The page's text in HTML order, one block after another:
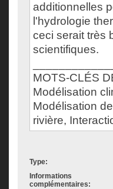
additionnelles
l'hydrologie
ceci serait très
scientifiques.
MOTS-CLÉS
Modélisation
Modélisation
rivière,
Type:
Informations
complémentaires: